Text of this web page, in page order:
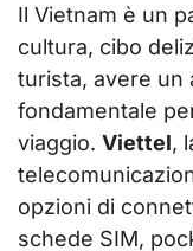
Il Vietnam è un
cultura, cibo
turista, avere un
fondamentale
viaggio. Viettel,
opzioni di
schede SIM,